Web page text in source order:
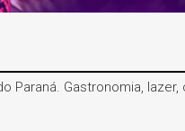
Paraná. Gastronomia,